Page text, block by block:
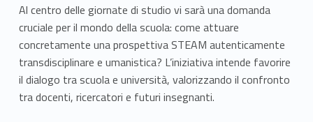
Al centro delle giornate di studio vi sarà una domanda
cruciale per il mondo della scuola: come attuare
concretamente una prospettiva STEAM autenticamente
transdisciplinare e umanistica? L’iniziativa intende favorire
il dialogo tra scuola e università, valorizzando il confronto
tra docenti, ricercatori e futuri insegnanti.